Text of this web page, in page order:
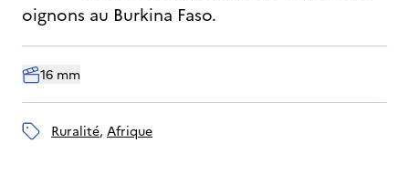
oignons au Burkina Faso.
16 mm
ruralité, Afrique